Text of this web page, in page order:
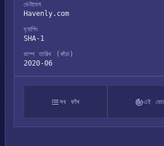
ডেটাবেস
Havenly.com
হ্যাশিং
SHA-1
ডাম্প তারিখ (কাঁচা)
2020-06
সব ফাঁস এই